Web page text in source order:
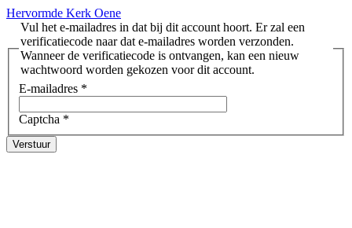
Hervormde Kerk Oene
Vul het e-mailadres in dat bij dit account hoort. Er zal een
verificatiecode naar dat e-mailadres worden verzonden.
Wanneer de verificatiecode is ontvangen, kan een nieuw
wachtwoord worden gekozen voor dit account.
E-mailadres *
Captcha *
Verstuur